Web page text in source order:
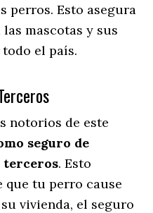
perros. Esto asegura
mascotas y sus
el país.
notorios de este
seguro de
terceros. Esto
que tu perro cause
vivienda, el seguro